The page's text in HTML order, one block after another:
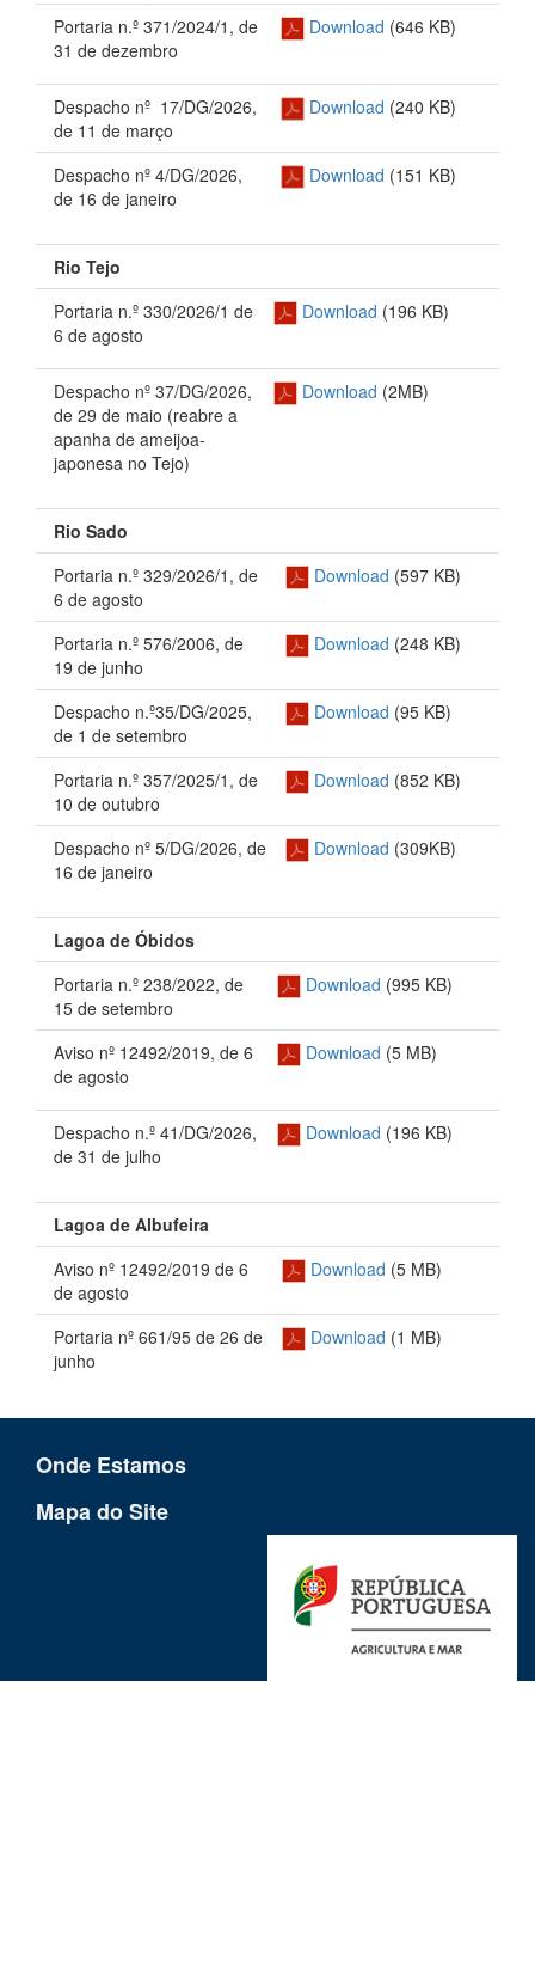
Portaria n.º 371/2024/1, de
31 de dezembro
Download (646 KB)
Despacho nº 17/DG/2026,
de 11 de março
Download (240 KB)
Despacho nº 4/DG/2026,
de 16 de janeiro
Download (151 KB)
Rio Tejo
Portaria n.º 330/2026/1 de
6 de agosto
Download (196 KB)
Despacho nº 37/DG/2026,
de 29 de maio (reabre a
apanha de ameijoa-
japonesa no Tejo)
Download (2MB)
Rio Sado
Portaria n.º 329/2026/1, de
6 de agosto
Download (597 KB)
Portaria n.º 576/2006, de
19 de junho
Download (248 KB)
Despacho n.º35/DG/2025,
de 1 de setembro
Download (95 KB)
Portaria n.º 357/2025/1, de
10 de outubro
Download (852 KB)
Despacho nº 5/DG/2026, de
16 de janeiro
Download (309KB)
Lagoa de Óbidos
Portaria n.º 238/2022, de
15 de setembro
Download (995 KB)
Aviso nº 12492/2019, de 6
de agosto
Download (5 MB)
Despacho n.º 41/DG/2026,
de 31 de julho
Download (196 KB)
Lagoa de Albufeira
Aviso nº 12492/2019 de 6
de agosto
Download (5 MB)
Portaria nº 661/95 de 26 de
junho
Download (1 MB)
Onde Estamos
Mapa do Site